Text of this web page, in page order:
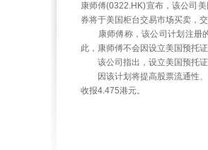
康师傅(0322.HK)宣布，该公司
券将于美国柜台交易市场买卖，
康师傅称，该公司计划注册的
此，康师傅不会因设立美国预托
该公司指出，设立美国预托证
因该计划将提高股票流通性、
收报4.475港元。